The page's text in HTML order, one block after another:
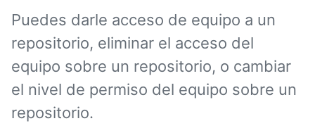
Puedes darle acceso de equipo a un
repositorio, eliminar el acceso del
equipo sobre un repositorio, o cambiar
el nivel de permiso del equipo sobre un
repositorio.